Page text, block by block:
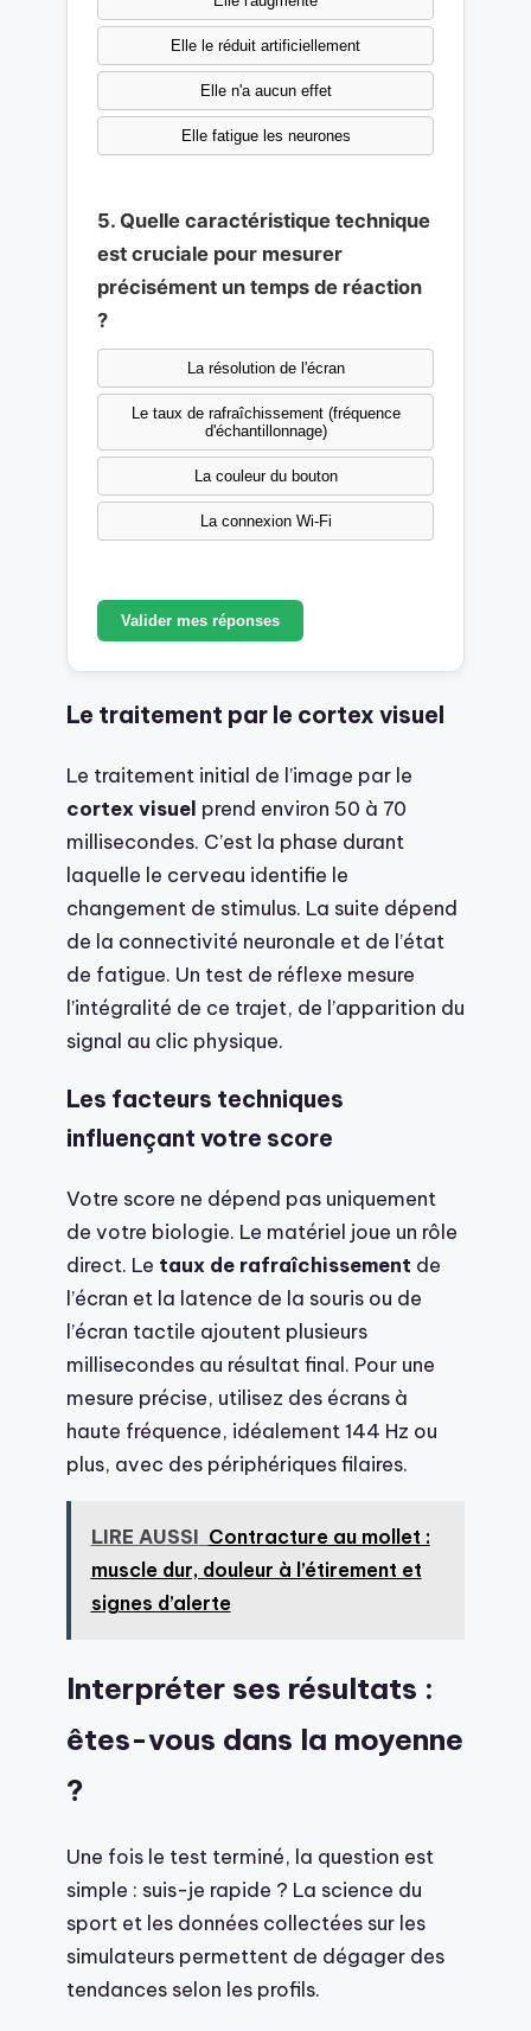
Elle le réduit artificiellement
Elle n'a aucun effet
Elle fatigue les neurones
5. Quelle caractéristique technique
est cruciale pour mesurer
précisément un temps de réaction
?
La résolution de l'écran
Le taux de rafraîchissement (fréquence
d'échantillonnage)
La couleur du bouton
La connexion Wi-Fi
Valider mes réponses
Le traitement par le cortex visuel
Le traitement initial de l’image par le
cortex visuel prend environ 50 à 70
millisecondes. C’est la phase durant
laquelle le cerveau identifie le
changement de stimulus. La suite dépend
de la connectivité neuronale et de l’état
de fatigue. Un test de réflexe mesure
l’intégralité de ce trajet, de l’apparition du
signal au clic physique.
Les facteurs techniques
influençant votre score
Votre score ne dépend pas uniquement
de votre biologie. Le matériel joue un rôle
direct. Le taux de rafraîchissement de
l’écran et la latence de la souris ou de
l’écran tactile ajoutent plusieurs
millisecondes au résultat final. Pour une
mesure précise, utilisez des écrans à
haute fréquence, idéalement 144 Hz ou
plus, avec des périphériques filaires.
LIRE AUSSI Contracture au mollet :
muscle dur, douleur à l’étirement et
signes d’alerte
Interpréter ses résultats :
êtes-vous dans la moyenne
?
Une fois le test terminé, la question est
simple : suis-je rapide ? La science du
sport et les données collectées sur les
simulateurs permettent de dégager des
tendances selon les profils.